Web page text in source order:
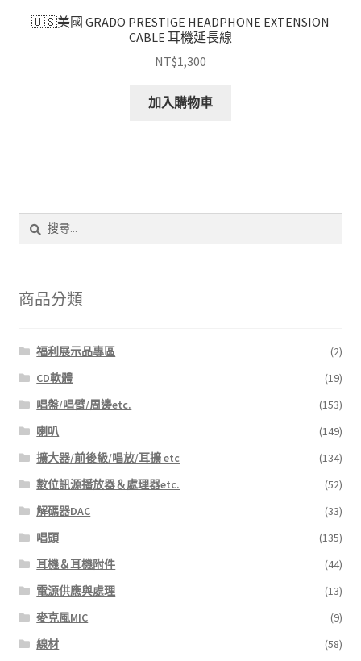
🇺🇸美國 GRADO PRESTIGE HEADPHONE EXTENSION
CABLE 耳機延長線
NT$1,300
加入購物車
字:
商品分類
福利展示品專區
(2)
CD軟體
(19)
唱盤/唱臂/周邊etc.
(153)
喇叭
(149)
擴大器/前後級/唱放/耳擴 etc
(134)
數位訊源播放器＆處理器etc.
(52)
解碼器DAC
(33)
唱頭
(135)
耳機＆耳機附件
(44)
電源供應與處理
(13)
麥克風MIC
(9)
線材
(58)